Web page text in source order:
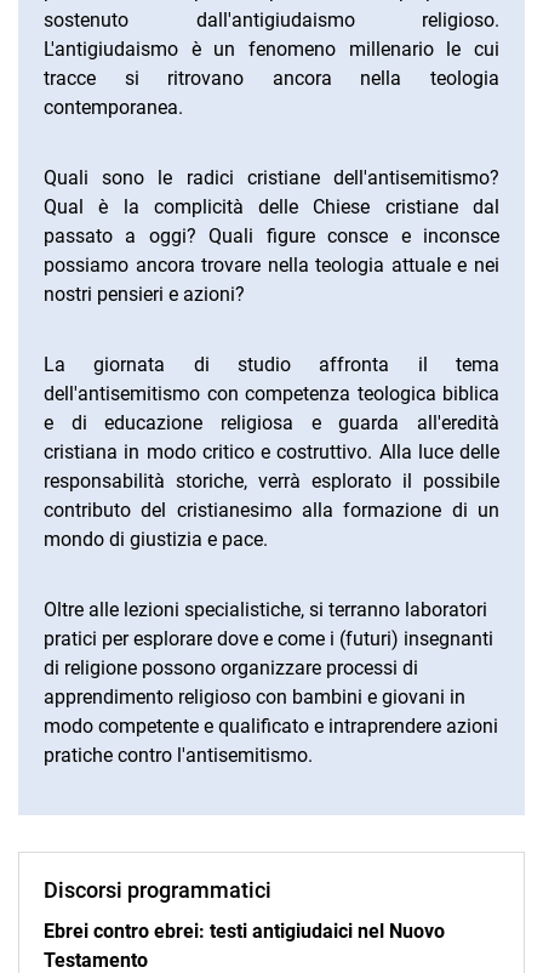
sostenuto dall'antigiudaismo religioso.
L'antigiudaismo è un fenomeno millenario le cui
tracce si ritrovano ancora nella teologia
contemporanea.
Quali sono le radici cristiane dell'antisemitismo?
Qual è la complicità delle Chiese cristiane dal
passato a oggi? Quali figure consce e inconsce
possiamo ancora trovare nella teologia attuale e nei
nostri pensieri e azioni?
La giornata di studio affronta il tema
dell'antisemitismo con competenza teologica biblica
e di educazione religiosa e guarda all'eredità
cristiana in modo critico e costruttivo. Alla luce delle
responsabilità storiche, verrà esplorato il possibile
contributo del cristianesimo alla formazione di un
mondo di giustizia e pace.
Oltre alle lezioni specialistiche, si terranno laboratori
pratici per esplorare dove e come i (futuri) insegnanti
di religione possono organizzare processi di
apprendimento religioso con bambini e giovani in
modo competente e qualificato e intraprendere azioni
pratiche contro l'antisemitismo.
Discorsi programmatici
Ebrei contro ebrei: testi antigiudaici nel Nuovo
Testamento